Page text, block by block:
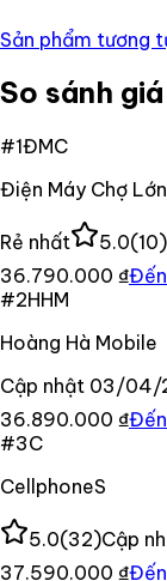
Sản phẩm tương
So sánh
#1ĐMC
Điện Máy Chợ Lớn
Rẻ nhất 5.0(10)
36.790.000 ₫
#2HHM
Hoàng Hà Mobile
Cập nhật 03/04/
36.890.000 ₫
#3C
CellphoneS
5.0(32)Cập
37.590.000 ₫